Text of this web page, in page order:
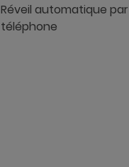
Réveil automatique par
téléphone